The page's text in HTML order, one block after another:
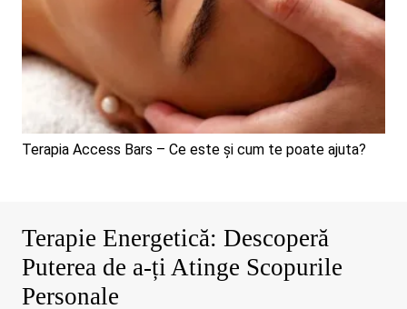
Terapia Access Bars – Ce este și cum te poate ajuta?
Terapie Energetică: Descoperă
Puterea de a-ți Atinge Scopurile
Personale